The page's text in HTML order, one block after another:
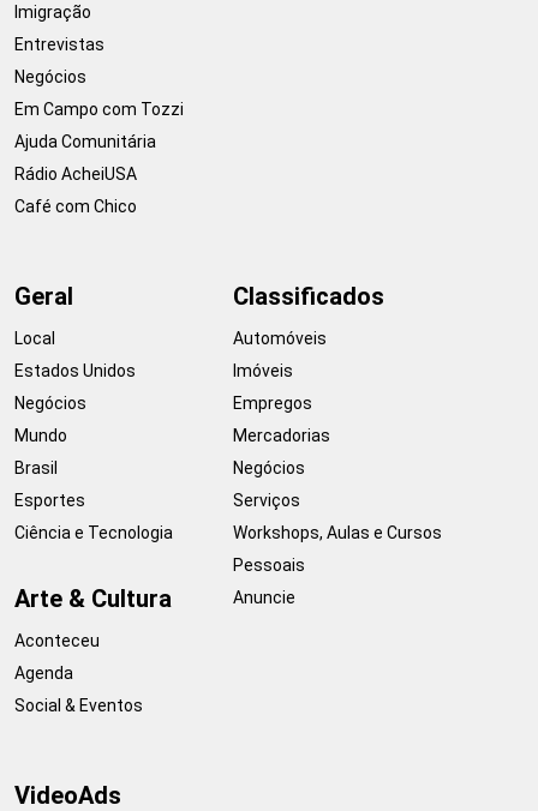
Imigração
Entrevistas
Negócios
Em Campo com Tozzi
Ajuda Comunitária
Rádio AcheiUSA
Café com Chico
Geral
Local
Estados Unidos
Negócios
Mundo
Brasil
Esportes
Ciência e Tecnologia
Arte & Cultura
Aconteceu
Agenda
Social & Eventos
Classificados
Automóveis
Imóveis
Empregos
Mercadorias
Negócios
Serviços
Workshops, Aulas e Cursos
Pessoais
Anuncie
VideoAds